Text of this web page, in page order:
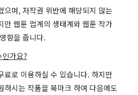
으며, 저작권 위반에 해당되지 않는
만 웹툰 업계의 생태계와 웹툰 작가
향을 줍니다.
가요?
료로 이용하실 수 있습니다. 하지만
하시는 작품을 북마크 하여 다음에도